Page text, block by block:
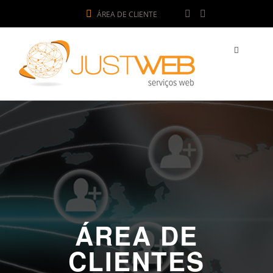
ÁREA DE CLIENTE
ÁREA DE
CLIENTES